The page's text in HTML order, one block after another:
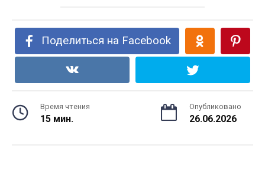
Поделиться на Facebook
Время чтения
15 мин.
Опубликовано
26.06.2026